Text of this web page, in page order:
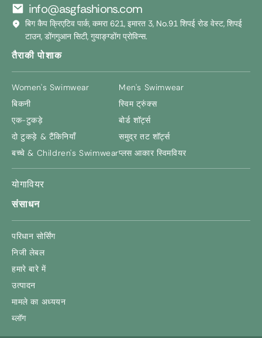
info@asgfashions.com
बिग कैप क्रिएटिव पार्क, कमरा 621, इमारत 3, No.91 शिपई रोड वेस्ट, शिपई
टाउन, डोंगगुआन सिटी, गुयाङ्ग्डोंग प्रोविन्स.
तैराकी पोशाक
Women's Swimwear
बिकनी
एक-टुकड़े
दो टुकड़े & टैंकिनियाँ
बच्चे & Children's Swimwear
Men's Swimwear
स्विम ट्रुंक्स
बोर्ड शॉर्ट्स
समुद्र तट शॉर्ट्स
प्लस आकार स्विमवियर
योगावियर
संसाधन
परिधान सोर्सिंग
निजी लेबल
हमारे बारे में
उत्पादन
मामले का अध्ययन
ब्लॉग